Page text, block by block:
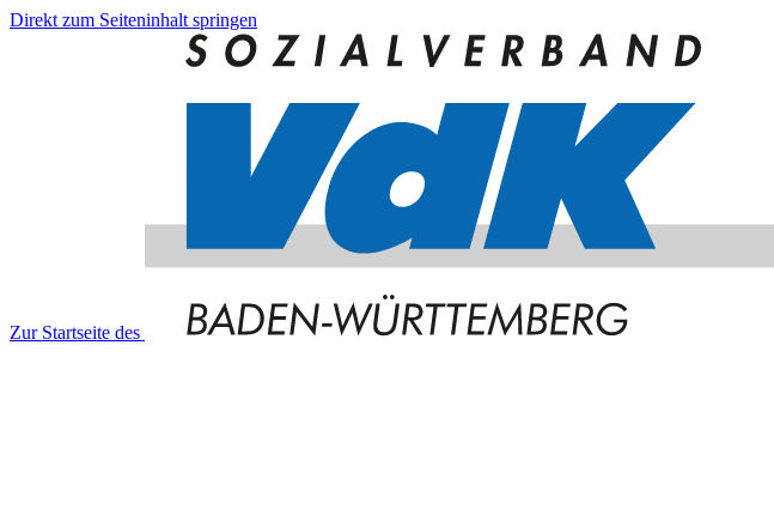
Direkt zum Seiteninhalt springen
Zur Startseite des